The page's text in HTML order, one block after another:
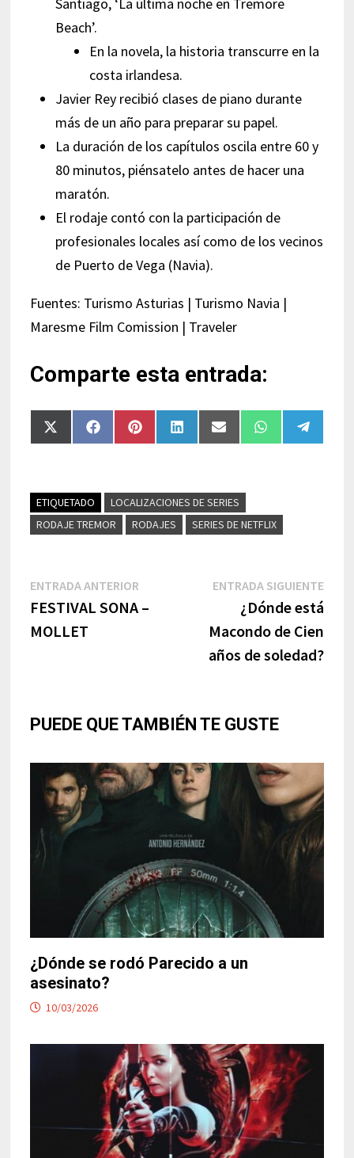
Beach’.
En la novela, la historia transcurre en la
costa irlandesa.
Javier Rey recibió clases de piano durante
más de un año para preparar su papel.
La duración de los capítulos oscila entre 60 y
80 minutos, piénsatelo antes de hacer una
maratón.
El rodaje contó con la participación de
profesionales locales así como de los vecinos
de Puerto de Vega (Navia).
Fuentes: Turismo Asturias | Turismo Navia |
Maresme Film Comission | Traveler
Comparte esta entrada:
Compartir
en
Compartir
en
Compartir
en
Compartir
en
Compartir
en
Compartir
en en
ETIQUETADO
LOCALIZACIONES DE SERIES
RODAJE TREMOR
RODAJES SERIES DE NETFLIX
Navegación
de
ENTRADA ANTERIOREntrada
anterior:
FESTIVAL SONA –
MOLLET
ENTRADA SIGUIENTE
¿Dónde está
Macondo de Cien
años de soledad?
PUEDE QUE TAMBIÉN TE GUSTE
¿Dónde se rodó Parecido a un
asesinato?
10/03/2026